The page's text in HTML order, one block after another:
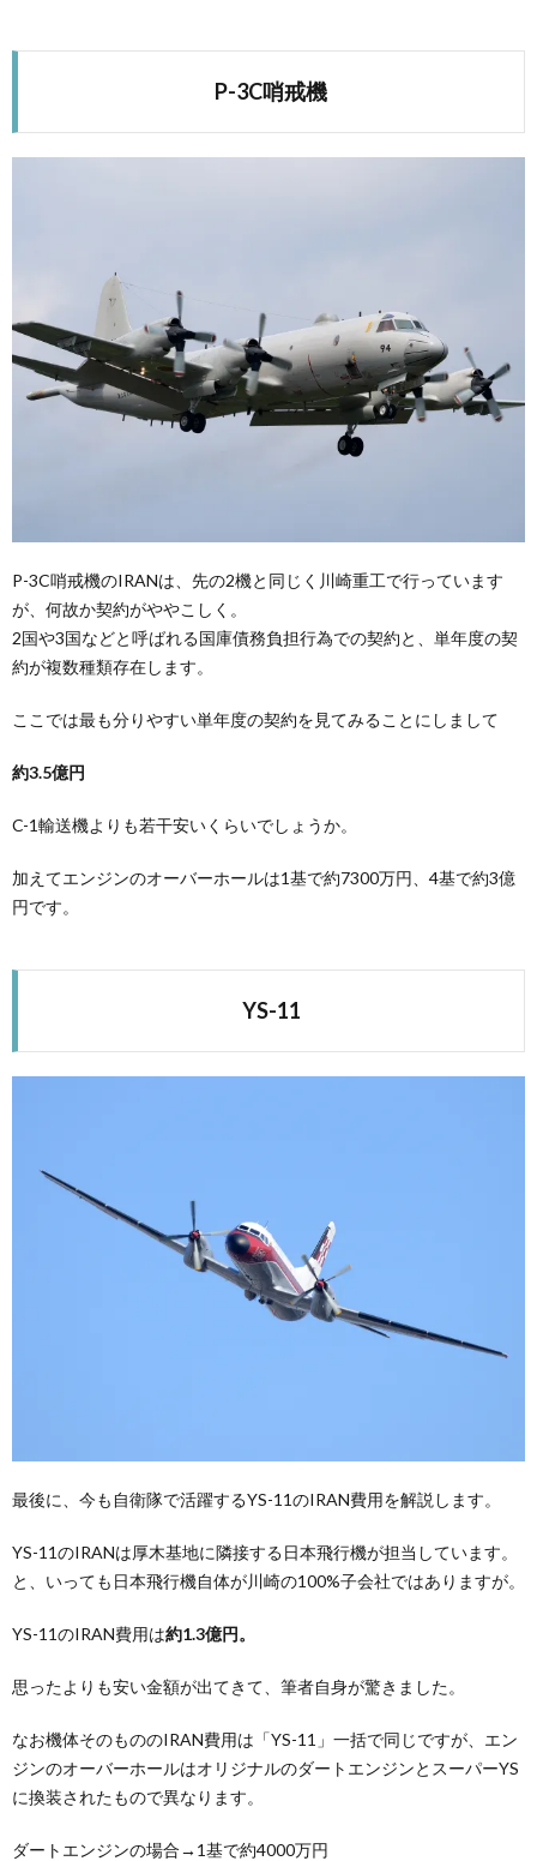
P-3C哨戒機
P-3C哨戒機のIRANは、先の2機と同じく川崎重工で行っています
が、何故か契約がややこしく。
2国や3国などと呼ばれる国庫債務負担行為での契約と、単年度の契
約が複数種類存在します。
ここでは最も分りやすい単年度の契約を見てみることにしまして
約3.5億円
C-1輸送機よりも若干安いくらいでしょうか。
加えてエンジンのオーバーホールは1基で約7300万円、4基で約3億
円です。
YS-11
最後に、今も自衛隊で活躍するYS-11のIRAN費用を解説します。
YS-11のIRANは厚木基地に隣接する日本飛行機が担当しています。
と、いっても日本飛行機自体が川崎の100%子会社ではありますが。
YS-11のIRAN費用は約1.3億円。
思ったよりも安い金額が出てきて、筆者自身が驚きました。
なお機体そのもののIRAN費用は「YS-11」一括で同じですが、エン
ジンのオーバーホールはオリジナルのダートエンジンとスーパーYS
に換装されたもので異なります。
ダートエンジンの場合→1基で約4000万円